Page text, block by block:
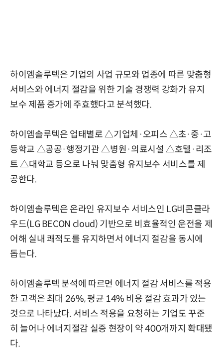
하이엠솔루텍은 기업의 사업 규모와 업종에 따른 맞춤형
서비스와 에너지 절감을 위한 기술 경쟁력 강화가 유지
보수 제품 증가에 주효했다고 분석했다.
하이엠솔루텍은 업태별로 △기업체·오피스 △초·중·고
등학교 △공공·행정기관 △병원·의료시설 △호텔·리조
트 △대학교 등으로 나눠 맞춤형 유지보수 서비스를 제
공한다.
하이엠솔루텍은 온라인 유지보수 서비스인 LG비콘클라
우드(LG BECON cloud) 기반으로 비효율적인 운전을 제
어해 실내 쾌적도를 유지하면서 에너지 절감을 동시에
돕는다.
하이엠솔루텍 분석에 따르면 에너지 절감 서비스를 적용
한 고객은 최대 26%, 평균 14% 비용 절감 효과가 있는
것으로 나타났다. 서비스 적용을 요청하는 기업도 꾸준
히 늘어나 에너지절감 실증 현장이 약 400개까지 확대됐
다.